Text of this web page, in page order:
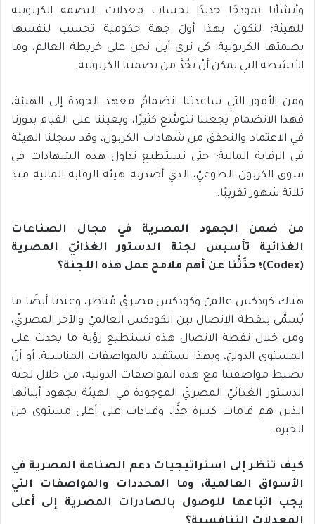
وأنشأنا نموذجًا جديدًا لحساب معدلات البصمة الكربونية
للهيئة؛ لنكون بهذا أولَ جهة حكومية تحسب لنفسها
بصمتها الكربونية؛ كي نرى أين نحن على خريطة العالم، وما
الأنشطة التي يمكن أنْ تحُدَّ من بصمتنا الكربونية.
ومن الأمور التي ساعدتنا انضمامُ معهد الجودة إلى الهيئة،
فهذا الانضمام يجعلنا نتوسَّع كثيرًا، ويعيننا على القيام بدورنا
في الاعتماد والتحقق من شهادات الكربون، وقد سجلنا الهيئة
في الرقابة المالية؛ حتى نستطيع تداول هذه الشهادات في
سوق الكربون الطوعيّ، الذي أصدرته هيئة الرقابة المالية منذ
ثلاثة شهور تقريبًا.
من ضمن الجهود المصرية في مجال الصناعات
الغذائية تأسيس لجنة الدستور الغذائيّ المصرية
(
Codex)؛ حدِّثْنا عن أهم ملامح عمل هذه اللجنة؟
هناك كودكس عالميّ وكودكس مصريّ مُناظِر، وعندنا أيضًا ما
يُسمَّى بنقطة الاتصال بين الكودكس العالميّ والآخر المصريّ،
ومن خلال نقطة الاتصال هذه نستطيع رؤية ما يحدث على
المستوى الدوليّ، وبهذا نستفيد بالمواصفات المناسبة، أو أنْ
نضبط مواصفتنا مع هذه المواصفات الدولية، من خلال لجنة
الدستور الغذائيّ المصريّ الموجودة في الهيئة بجهود أبنائها
الذين هم قامات كبيرة جدًّا، وقيادات على أعلى مستوى من
الخبرة.
كيف تنظر إلى استراتيجيات دعم الصناعة المصرية في
الأسواق العالمية، وما المحددات والمواصفات التي
يجب اتباعها للوصول بالصادرات المصرية إلى أعلى
المعدلات التنافسية؟